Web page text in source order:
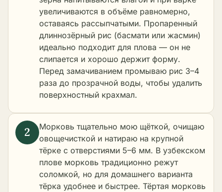
увеличиваются в объёме равномерно,
оставаясь рассыпчатыми. Пропаренный
длиннозёрный рис (басмати или жасмин)
идеально подходит для плова — он не
слипается и хорошо держит форму.
Перед замачиванием промываю рис 3–4
раза до прозрачной воды, чтобы удалить
поверхностный крахмал.
Морковь тщательно мою щёткой, очищаю
овощечисткой и натираю на крупной
тёрке с отверстиями 5–6 мм. В узбекском
плове морковь традиционно режут
соломкой, но для домашнего варианта
тёрка удобнее и быстрее. Тёртая морковь